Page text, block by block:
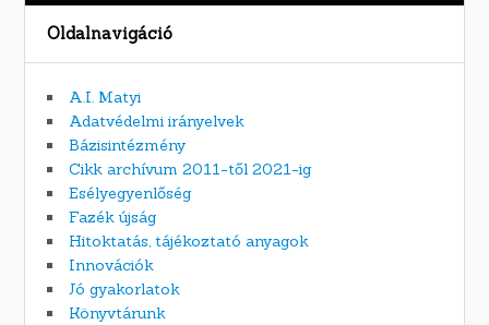
Oldalnavigáció
A.I. Matyi
Adatvédelmi irányelvek
Bázisintézmény
Cikk archívum 2011-től 2021-ig
Esélyegyenlőség
Fazék újság
Hitoktatás, tájékoztató anyagok
Innovációk
Jó gyakorlatok
Könyvtárunk